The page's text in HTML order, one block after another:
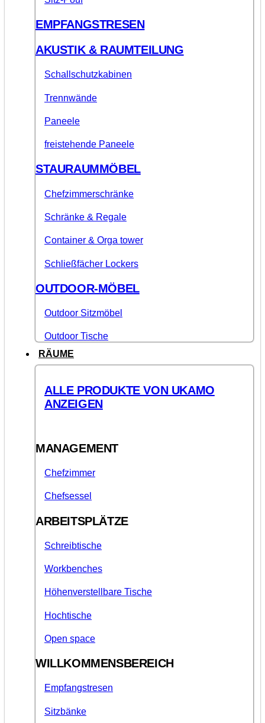
EMPFANGSTRESEN
AKUSTIK & RAUMTEILUNG
Schallschutzkabinen
Trennwände
Paneele
freistehende Paneele
STAURAUMMÖBEL
Chefzimmerschränke
Schränke & Regale
Container & Orga tower
Schließfächer Lockers
OUTDOOR-MÖBEL
Outdoor Sitzmöbel
Outdoor Tische
RÄUME
ALLE PRODUKTE VON UKAMO
ANZEIGEN
MANAGEMENT
Chefzimmer
Chefsessel
ARBEITSPLÄTZE
Schreibtische
Workbenches
Höhenverstellbare Tische
Hochtische
Open space
WILLKOMMENSBEREICH
Empfangstresen
Sitzbänke